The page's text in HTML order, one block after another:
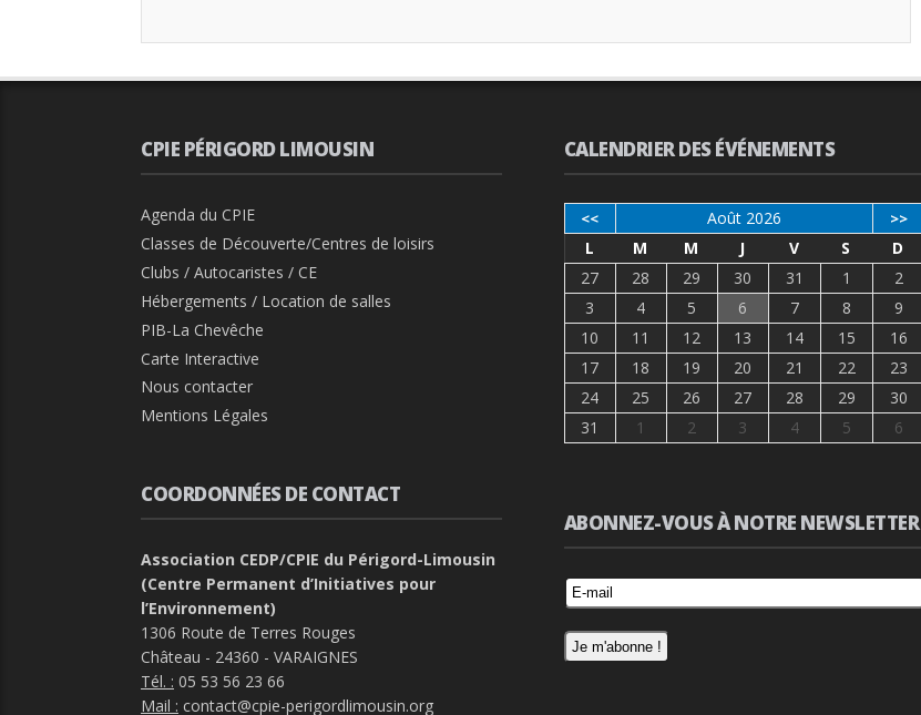
CPIE PÉRIGORD LIMOUSIN
Agenda du CPIE
Classes de Découverte/Centres de loisirs
Clubs / Autocaristes / CE
Hébergements / Location de salles
PIB-La Chevêche
Carte Interactive
Nous contacter
Mentions Légales
COORDONNÉES DE CONTACT
Association CEDP/CPIE du Périgord-Limousin
(Centre Permanent d’Initiatives pour
l’Environnement)
1306 Route de Terres Rouges
Château - 24360 - VARAIGNES
Tél. : 05 53 56 23 66
Mail : contact@cpie-perigordlimousin.org
CALENDRIER DES ÉVÉNEMENTS
<< Août 2026 >>
L M M J V S
D
27
28 29 30 31 1
2
3
4 5 6 7 8
9
10
11 12 13 14 15
16
17
18 19 20 21 22
23
24
25 26 27 28 29
30
31
1 2 3 4 5 6
ABONNEZ-VOUS À NOTRE NEWSLETTER